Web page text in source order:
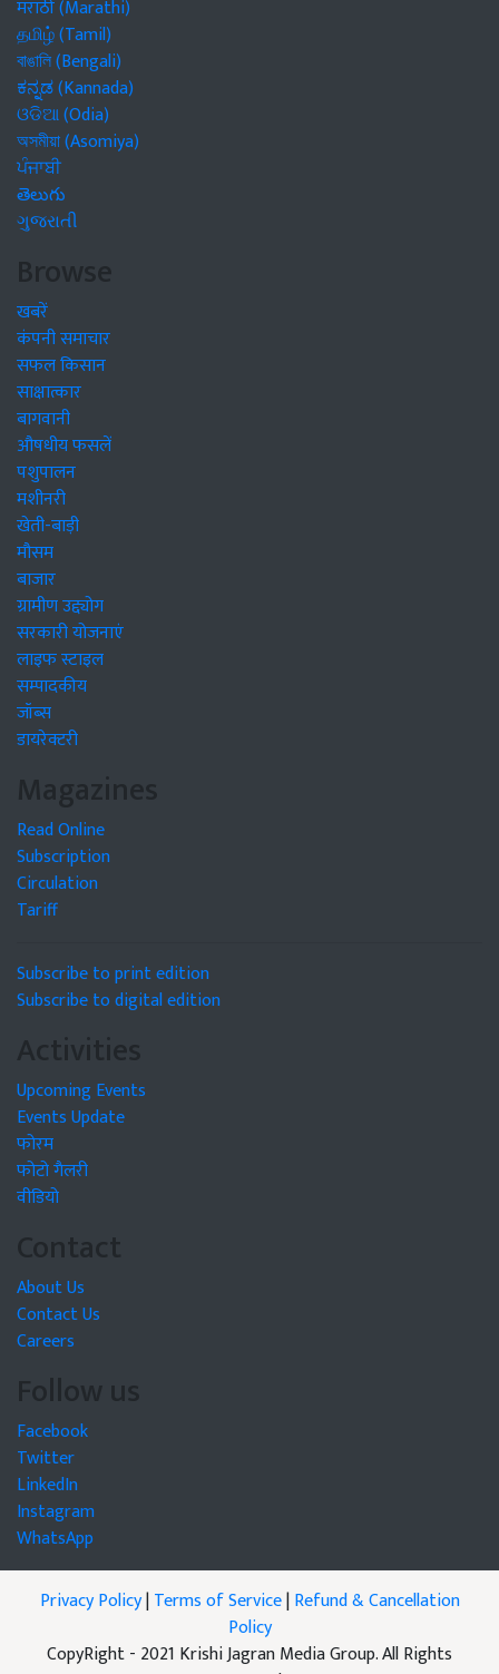
मराठी (Marathi)
தமிழ் (Tamil)
বাঙালি (Bengali)
ಕನ್ನಡ (Kannada)
ଓଡିଆ (Odia)
অসমীয়া (Asomiya)
ਪੰਜਾਬੀ
తెలుగు
ગુજરાતી
Browse
खबरें
कंपनी समाचार
सफल किसान
साक्षात्कार
बागवानी
औषधीय फसलें
पशुपालन
मशीनरी
खेती-बाड़ी
मौसम
बाजार
ग्रामीण उद्द्योग
सरकारी योजनाएं
लाइफ स्टाइल
सम्पादकीय
जॉब्स
डायरेक्टरी
Magazines
Read Online
Subscription
Circulation
Tariff
Subscribe to print edition
Subscribe to digital edition
Activities
Upcoming Events
Events Update
फोरम
फोटो गैलरी
वीडियो
Contact
About Us
Contact Us
Careers
Follow us
Facebook
Twitter
LinkedIn
Instagram
WhatsApp
Privacy Policy|Terms of Service|Refund & Cancellation
Policy
CopyRight - 2021 Krishi Jagran Media Group. All Rights